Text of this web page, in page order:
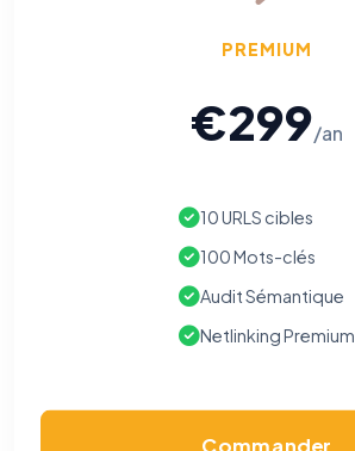
PREMIUM
€299/an
10 URLS cibles
100 Mots-clés
Audit Sémantique
Netlinking Premium